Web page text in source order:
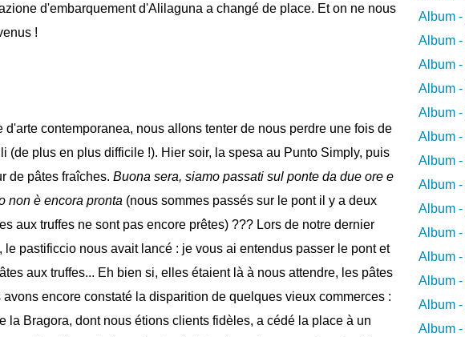
d'embarquement d'Alilaguna a changé de place. Et on ne nous
!
d'arte contemporanea, nous allons tenter de nous perdre une fois de
(de plus en plus difficile !). Hier soir, la spesa au Punto Simply, puis
de pâtes fraîches. Buona sera, siamo passati sul ponte da due ore e
non è encora pronta (nous sommes passés sur le pont il y a deux
aux truffes ne sont pas encore prêtes) ??? Lors de notre dernier
le pastificcio nous avait lancé : je vous ai entendus passer le pont et
aux truffes... Eh bien si, elles étaient là à nous attendre, les pâtes
avons encore constaté la disparition de quelques vieux commerces :
la Bragora, dont nous étions clients fidèles, a cédé la place à un
Album -
Album -
Album
Album
Album
Album
Album
Album
Album
Album
Album
Album
Album
Album